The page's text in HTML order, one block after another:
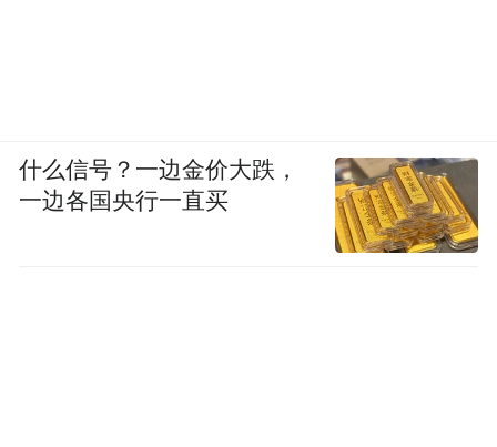
什么信号？一边金价大跌，
一边各国央行一直买